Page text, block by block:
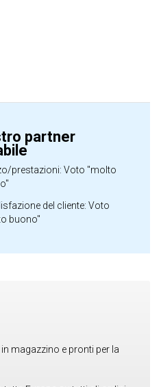
partner
prestazioni: Voto "molto
del cliente: Voto
buono"
magazzino e pronti per la